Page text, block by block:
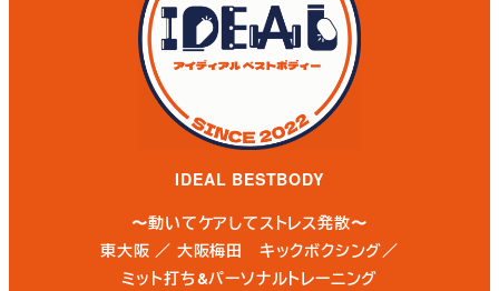
IDEAL BESTBODY
〜動いてケアしてストレス発散〜
東大阪 ／ 大阪梅田 キックボクシング／
ミット打ち&パーソナルトレーニング